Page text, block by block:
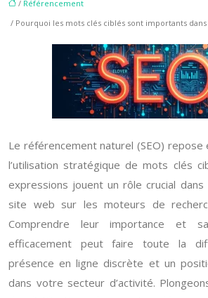
/ Référencement
/ Pourquoi les mots clés ciblés sont importants
Le référencement naturel (SEO)
l’utilisation stratégique de mots clés
expressions jouent un rôle crucial
site web sur les moteurs de
Comprendre leur importance et
efficacement peut faire toute la
présence en ligne discrète et un
dans votre secteur d’activité.